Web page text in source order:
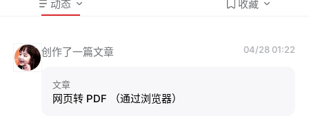
动态 收藏
创作了一篇文章 04/28 01:22
文章
网页转 PDF （通过浏览器）